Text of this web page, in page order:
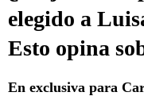
elegido a
Esto opina
En exclusiva para